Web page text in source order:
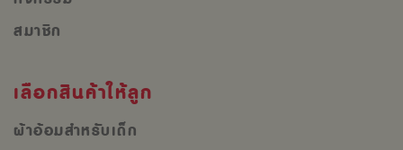
สมาชิก
เลือกสินค้าให้ลูก
ผ้าอ้อมสำหรับเด็ก